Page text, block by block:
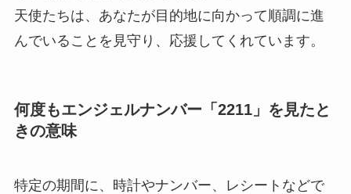
天使たちは、あなたが目的地に向かって順調に進
んでいることを見守り、応援してくれています。
何度もエンジェルナンバー「2211」を見たと
きの意味
特定の期間に、時計やナンバー、レシートなどで